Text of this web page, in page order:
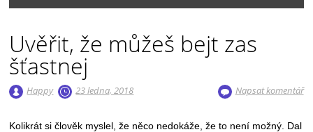
Uvěřit, že můžeš bejt zas
šťastnej
Happy 23 ledna, 2018 Napsat komentář
Kolikrát si člověk myslel, že něco nedokáže, že to není možný. Dal